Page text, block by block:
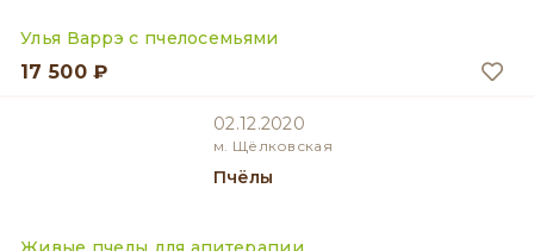
Улья Варрэ с пчелосемьями
17 500 ₽
02.12.2020
м. Щёлковская
Пчёлы